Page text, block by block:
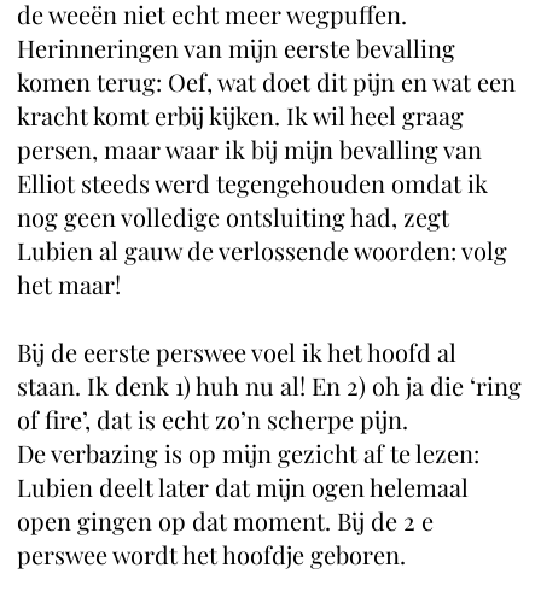
de weeën niet echt meer wegpuffen.
Herinneringen van mijn eerste bevalling
komen terug: Oef, wat doet dit pijn en wat een
kracht komt erbij kijken. Ik wil heel graag
persen, maar waar ik bij mijn bevalling van
Elliot steeds werd tegengehouden omdat ik
nog geen volledige ontsluiting had, zegt
Lubien al gauw de verlossende woorden: volg
het maar!
Bij de eerste perswee voel ik het hoofd al
staan. Ik denk 1) huh nu al! En 2) oh ja die ‘ring
of fire’, dat is echt zo’n scherpe pijn.
De verbazing is op mijn gezicht af te lezen:
Lubien deelt later dat mijn ogen helemaal
open gingen op dat moment. Bij de 2 e
perswee wordt het hoofdje geboren.